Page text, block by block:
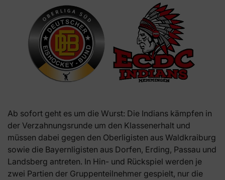
Ab sofort geht es um die Wurst: Die Indians kämpfen in
der Verzahnungsrunde um den Klassenerhalt und
müssen dabei gegen den Oberligisten aus Waldkraiburg
sowie die Bayernligisten aus Dorfen, Erding, Passau und
Landsberg antreten. In Hin- und Rückspiel werden je
zwei Partien der Gruppenteilnehmer gespielt, nur die